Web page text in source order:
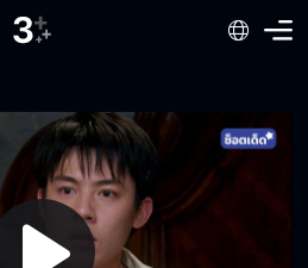
อยเพื่อนฉันมาอีกรึเปล่า